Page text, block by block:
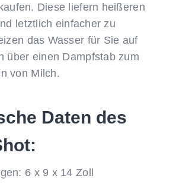
Diese liefern heißeren
letztlich einfacher zu
das Wasser für Sie auf
über einen Dampfstab zum
von Milch.
Daten des
:
6 x 9 x 14 Zoll